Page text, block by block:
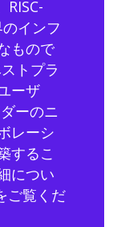
インフ
もので
トプラ
ーザ
ーのニ
レーシ
するこ
につい
ご覧くだ